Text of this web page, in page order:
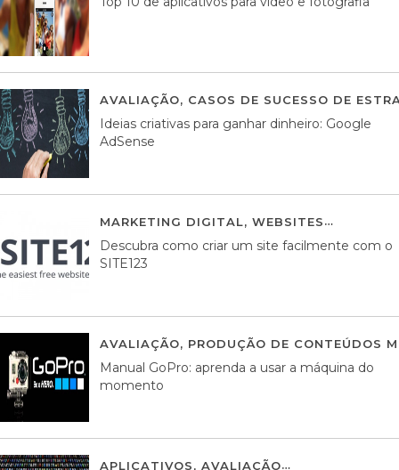
AVALIAÇÃO, CASOS DE SUCESSO DE
Ideias criativas para ganhar dinheiro: Google
AdSense
MARKETING DIGITAL, WEBSITES
Descubra como criar um site facilmente com o
SITE123
AVALIAÇÃO, PRODUÇÃO DE CONTEÚDOS
Manual GoPro: aprenda a usar a máquina do
momento
APLICATIVOS, AVALIAÇÃO